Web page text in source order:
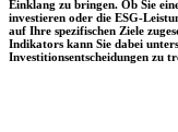
Einklang zu bringen. Ob Sie
investieren oder die ESG-
auf Ihre spezifischen Ziele
Indikators kann Sie dabei
Investitionsentscheidungen zu